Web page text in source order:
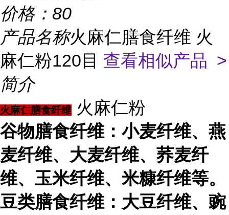
价格： 80
产品名称火麻仁膳食纤维 火
麻仁粉120目 查看相似产品 >
简介
火麻仁膳食纤维 火麻仁粉
谷物膳食纤维：小麦纤维、燕
麦纤维、大麦纤维、荞麦纤
维、玉米纤维、米糠纤维等。
豆类膳食纤维：大豆纤维、豌